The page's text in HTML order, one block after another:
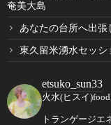
奄美大島
あなたの台所へ出張
東久留米湧水セッシ
etsuko_sun33
火水(ヒスイ
トランゲージエ